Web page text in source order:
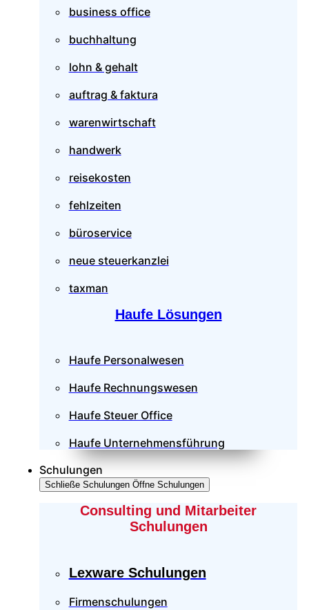
business office
buchhaltung
lohn & gehalt
auftrag & faktura
warenwirtschaft
handwerk
reisekosten
fehlzeiten
büroservice
neue steuerkanzlei
taxman
Haufe Lösungen
Haufe Personalwesen
Haufe Rechnungswesen
Haufe Steuer Office
Haufe Unternehmensführung
Schulungen
Schließe Schulungen Öffne Schulungen
Consulting und Mitarbeiter
Schulungen
Lexware Schulungen
Firmenschulungen